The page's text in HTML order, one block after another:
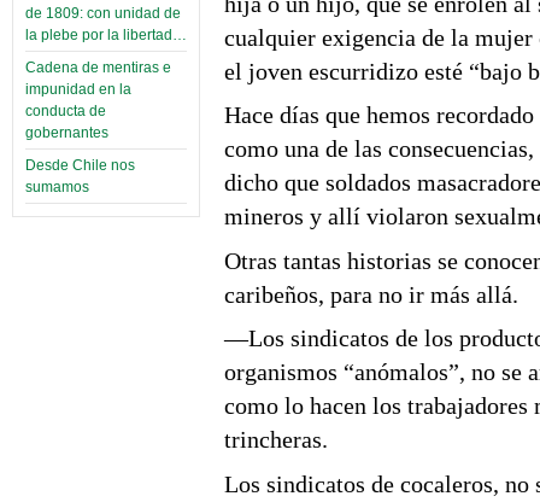
de 1809: con unidad de
la plebe por la libertad…
Cadena de mentiras e
impunidad en la
conducta de
gobernantes
Desde Chile nos
sumamos
cualquier exigencia de la
el joven escurridizo esté “bajo
Hace días que hemos
como una de las
dicho que soldados
mineros y allí violaron
Otras tantas historias se
caribeños, para no ir más allá.
—Los sindicatos de los
organismos “anómalos”, no se
como lo hacen los
trincheras.
Los sindicatos de cocaleros,